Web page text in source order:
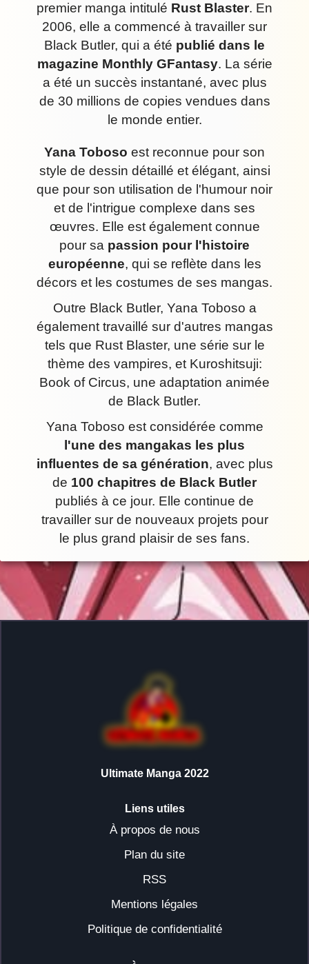
premier manga intitulé Rust Blaster. En
2006, elle a commencé à travailler sur
Black Butler, qui a été publié dans le
magazine Monthly GFantasy. La série
a été un succès instantané, avec plus
de 30 millions de copies vendues dans
le monde entier.
Yana Toboso est reconnue pour son
style de dessin détaillé et élégant, ainsi
que pour son utilisation de l'humour noir
et de l'intrigue complexe dans ses
œuvres. Elle est également connue
pour sa passion pour l'histoire
européenne, qui se reflète dans les
décors et les costumes de ses mangas.
Outre Black Butler, Yana Toboso a
également travaillé sur d'autres mangas
tels que Rust Blaster, une série sur le
thème des vampires, et Kuroshitsuji:
Book of Circus, une adaptation animée
de Black Butler.
Yana Toboso est considérée comme
l'une des mangakas les plus
influentes de sa génération, avec plus
de 100 chapitres de Black Butler
publiés à ce jour. Elle continue de
travailler sur de nouveaux projets pour
le plus grand plaisir de ses fans.
Ultimate Manga 2022
Liens utiles
À propos de nous
Plan du site
RSS
Mentions légales
Politique de confidentialité